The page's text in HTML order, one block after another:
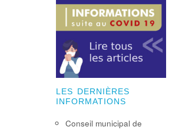
LES DERNIÈRES
INFORMATIONS
Conseil municipal de